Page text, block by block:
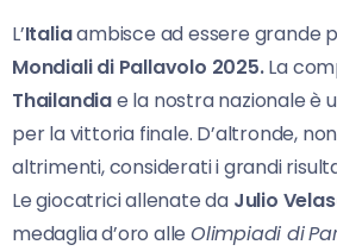
L’Italiaambisce ad essere grande
Mondiali di Pallavolo 2025.La
Thailandiae la nostra nazionale è
per la vittoria finale. D’altronde,
altrimenti, considerati i grandi
Le giocatrici allenate da Julio
medaglia d’oro alleOlimpiadi di